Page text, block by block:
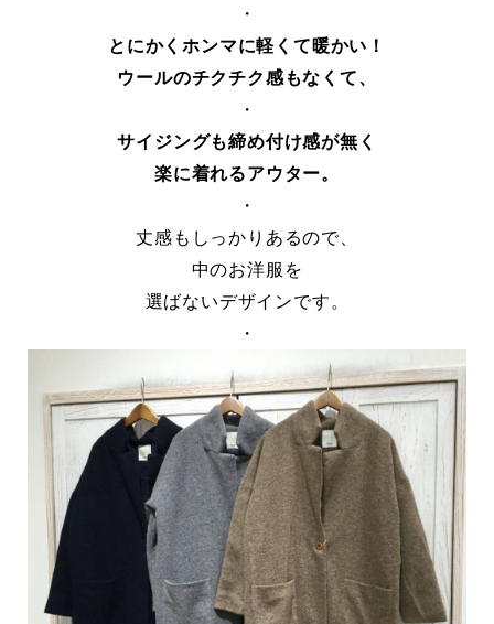
・
とにかくホンマに軽くて暖かい！
ウールのチクチク感もなくて、
・
サイジングも締め付け感が無く
楽に着れるアウター。
・
丈感もしっかりあるので、
中のお洋服を
選ばないデザインです。
・